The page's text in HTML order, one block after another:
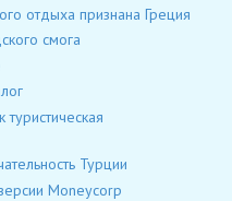
отдыха признана Греция
смога
Турции
Moneycorp